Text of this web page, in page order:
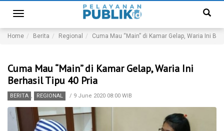
Toggle
navigation
Home Berita Regional Cuma Mau “Main” di Kamar Gelap, Waria Ini
Cuma Mau “Main” di Kamar Gelap, Waria Ini
Berhasil Tipu 40 Pria
BERITA , REGIONAL / 9 June 2020 08:00 WIB